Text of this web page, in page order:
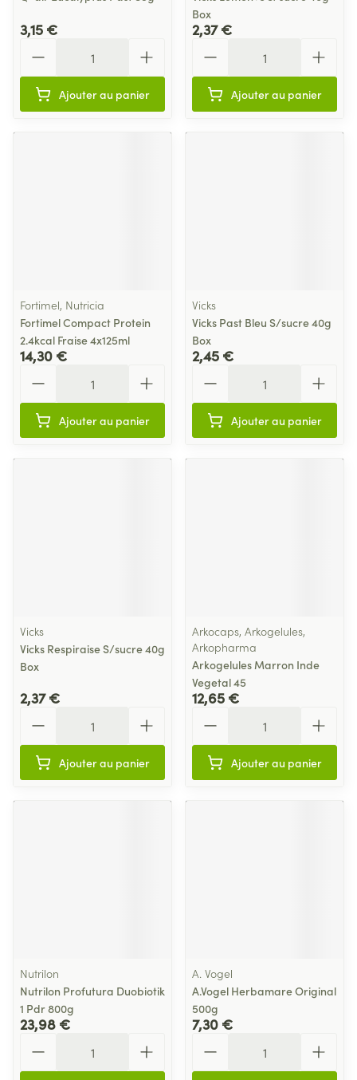
3,15 €
Ajouter au panier
Box
2,37 €
Ajouter au panier
Fortimel, Nutricia
Fortimel Compact Protein
2.4kcal Fraise 4x125ml
14,30 €
Ajouter au panier
Vicks
Vicks Past Bleu S/sucre 40g
Box
2,45 €
Ajouter au panier
Vicks
Vicks Respiraise S/sucre 40g
Box
2,37 €
Ajouter au panier
Arkocaps, Arkogelules,
Arkopharma
Arkogelules Marron Inde
Vegetal 45
12,65 €
Ajouter au panier
Nutrilon
Nutrilon Profutura Duobiotik
1 Pdr 800g
23,98 €
A. Vogel
A.Vogel Herbamare Original
500g
7,30 €